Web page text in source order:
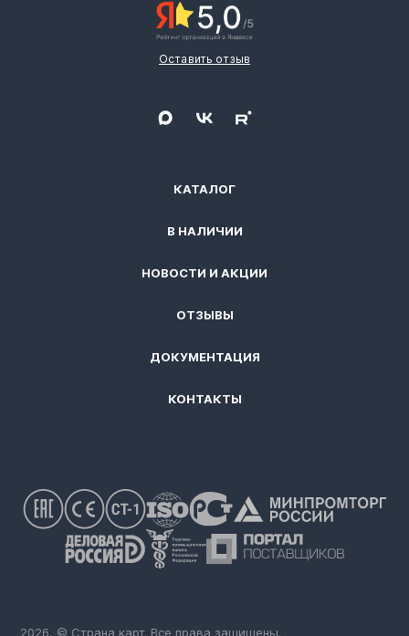
КАТАЛОГ
В НАЛИЧИИ
НОВОСТИ И АКЦИИ
ОТЗЫВЫ
ДОКУМЕНТАЦИЯ
КОНТАКТЫ
Оставить отзыв
2026, © Страна карт. Все права защищены.